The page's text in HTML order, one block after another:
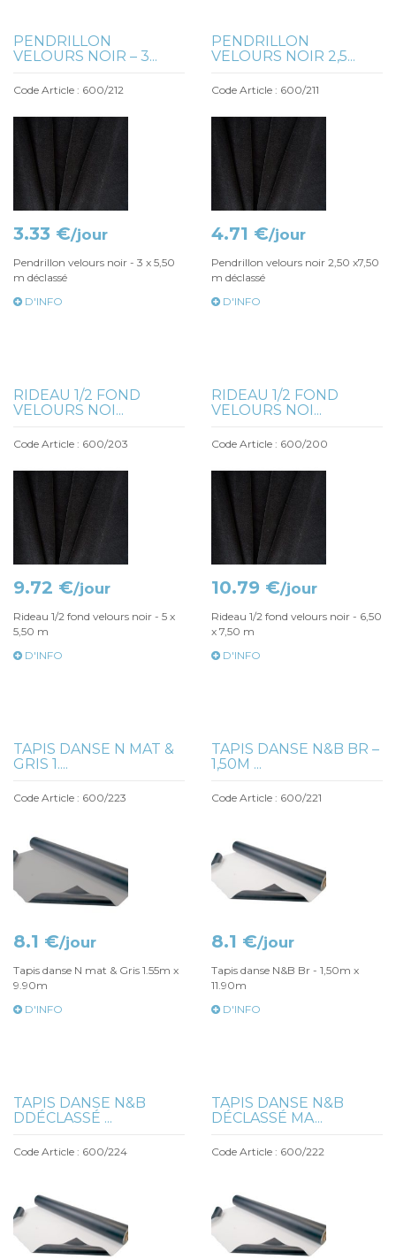
PENDRILLON
VELOURS NOIR – 3...
Code Article : 600/212
3.33 €/jour
Pendrillon velours noir - 3 x 5,50
m déclassé
D'INFO
PENDRILLON
VELOURS NOIR 2,5...
Code Article : 600/211
4.71 €/jour
Pendrillon velours noir 2,50 x7,50
m déclassé
D'INFO
RIDEAU 1/2 FOND
VELOURS NOI...
Code Article : 600/203
9.72 €/jour
Rideau 1/2 fond velours noir - 5 x
5,50 m
D'INFO
RIDEAU 1/2 FOND
VELOURS NOI...
Code Article : 600/200
10.79 €/jour
Rideau 1/2 fond velours noir - 6,50
x 7,50 m
D'INFO
TAPIS DANSE N MAT &
GRIS 1....
Code Article : 600/223
8.1 €/jour
Tapis danse N mat & Gris 1.55m x
9.90m
D'INFO
TAPIS DANSE N&B BR –
1,50M ...
Code Article : 600/221
8.1 €/jour
Tapis danse N&B Br - 1,50m x
11.90m
D'INFO
TAPIS DANSE N&B
DDÉCLASSÉ ...
Code Article : 600/224
TAPIS DANSE N&B
DÉCLASSÉ MA...
Code Article : 600/222